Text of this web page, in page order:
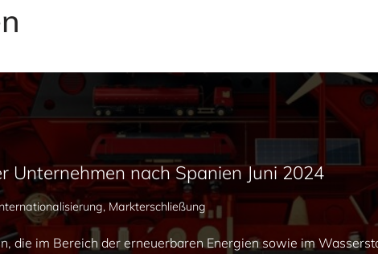
Unternehmen nach Spanien Juni 2024
,Markterschließung
die im Bereich der erneuerbaren Energien sowie im